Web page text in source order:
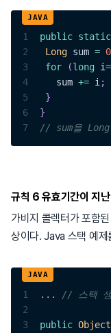
1 public static
2
Long sum =
3
for (long i=
4
   sum
+= i;
5
}
6
}
7
// sum을
규칙 6 유효기간이 지
가비지 콜렉터가 포함
상이다. Java 스택 예제
1 . . .
// 스택
2
3
public Object